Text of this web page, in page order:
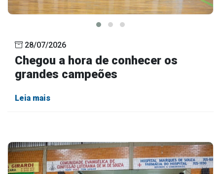
28/07/2026
Chegou a hora de conhecer os
grandes campeões
Leia mais